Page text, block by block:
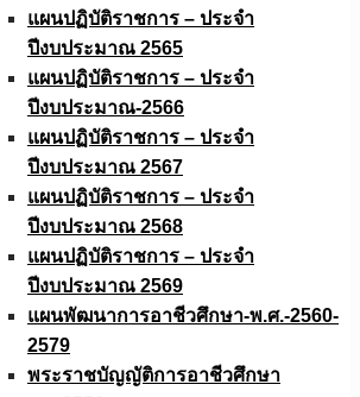
แผนปฏิบัติราชการ – ประจำ
ปีงบประมาณ 2565
แผนปฏิบัติราชการ – ประจำ
ปีงบประมาณ-2566
แผนปฏิบัติราชการ – ประจำ
ปีงบประมาณ 2567
แผนปฏิบัติราชการ – ประจำ
ปีงบประมาณ 2568
แผนปฏิบัติราชการ – ประจำ
ปีงบประมาณ 2569
แผนพัฒนาการอาชีวศึกษา-พ.ศ.-2560-
2579
พระราชบัญญัติการอาชีวศึกษา